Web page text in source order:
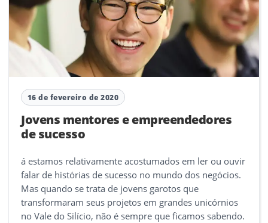
16 de fevereiro de 2020
Jovens mentores e empreendedores
de sucesso
á estamos relativamente acostumados em ler ou ouvir
falar de histórias de sucesso no mundo dos negócios.
Mas quando se trata de jovens garotos que
transformaram seus projetos em grandes unicórnios
no Vale do Silício, não é sempre que ficamos sabendo.